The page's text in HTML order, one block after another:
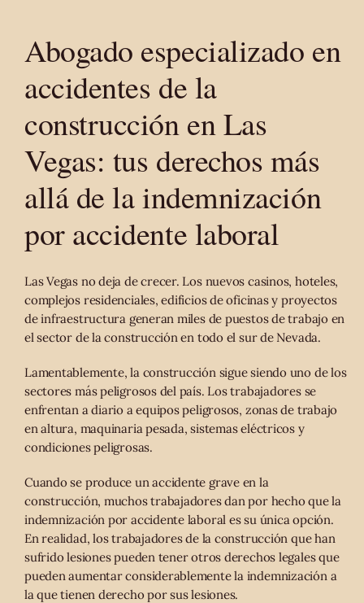
Abogado especializado en
accidentes de la
construcción en Las
Vegas: tus derechos más
allá de la indemnización
por accidente laboral
Las Vegas no deja de crecer. Los nuevos casinos, hoteles,
complejos residenciales, edificios de oficinas y proyectos
de infraestructura generan miles de puestos de trabajo en
el sector de la construcción en todo el sur de Nevada.
Lamentablemente, la construcción sigue siendo uno de los
sectores más peligrosos del país. Los trabajadores se
enfrentan a diario a equipos peligrosos, zonas de trabajo
en altura, maquinaria pesada, sistemas eléctricos y
condiciones peligrosas.
Cuando se produce un accidente grave en la
construcción, muchos trabajadores dan por hecho que la
indemnización por accidente laboral es su única opción.
En realidad, los trabajadores de la construcción que han
sufrido lesiones pueden tener otros derechos legales que
pueden aumentar considerablemente la indemnización a
la que tienen derecho por sus lesiones.